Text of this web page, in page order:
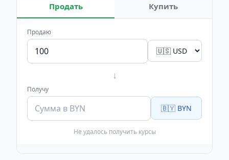
Продать Купить
Продаю
↓
Получу
🇧🇾 BYN
Не удалось получить курсы